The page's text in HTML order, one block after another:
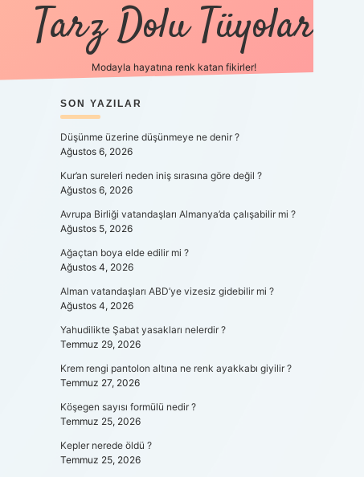
Tarz Dolu Tüyolar
Modayla hayatına renk katan fikirler!
SIDEBAR
SON YAZILAR
Düşünme üzerine düşünmeye ne denir ?
Ağustos 6, 2026
Kur’an sureleri neden iniş sırasına göre değil ?
Ağustos 6, 2026
Avrupa Birliği vatandaşları Almanya’da çalışabilir mi ?
Ağustos 5, 2026
Ağaçtan boya elde edilir mi ?
Ağustos 4, 2026
Alman vatandaşları ABD’ye vizesiz gidebilir mi ?
Ağustos 4, 2026
Yahudilikte Şabat yasakları nelerdir ?
Temmuz 29, 2026
Krem rengi pantolon altına ne renk ayakkabı giyilir ?
Temmuz 27, 2026
Köşegen sayısı formülü nedir ?
Temmuz 25, 2026
Kepler nerede öldü ?
Temmuz 25, 2026